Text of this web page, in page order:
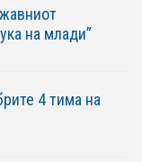
на млади”
4 тима на